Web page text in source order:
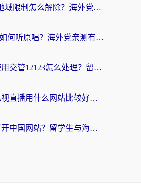
优酷手机app地域限制怎么解除？海外党亲测有效的追剧方案
全民K歌国外如何听原唱？海外党亲测有效的回国加速器选择指南
在海外如果使用交管12123怎么处理？留学生亲测有效的回国加速方案
海外看国内电视直播用什么网站比较好？一篇解决你所有追剧难题的实用指南
在国外如何打开中国网站？留学生与海外华人的无缝访问指南